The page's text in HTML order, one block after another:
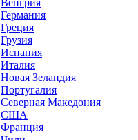
Венгрия
Германия
Греция
Грузия
Испания
Италия
Новая Зеландия
Португалия
Северная Македония
США
Франция